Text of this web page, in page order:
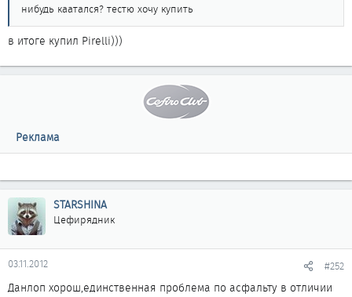
нибудь каатался? тестю хочу купить
в итоге купил Pirelli)))
Реклама
STARSHINA
Цефирядник
03.11.2012 #252
Данлоп хорош,единственная проблема по асфальту в отличии